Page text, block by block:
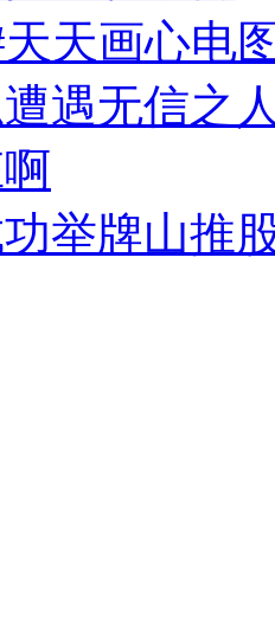
天画心电
遇无信之
举牌山推